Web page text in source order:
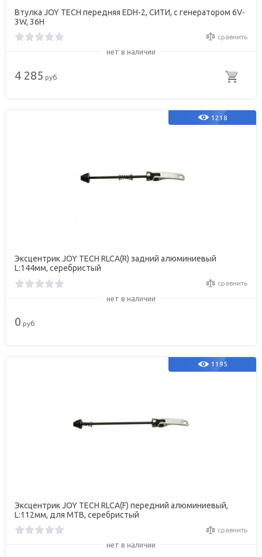
Втулка JOY TECH передняя EDH-2, СИТИ, с генератором 6V-
3W, 36Н
сравнить
нет в наличии
4 285 руб
1218
Эксцентрик JOY TECH RLCA(R) задний алюминиевый
L:144мм, серебристый
сравнить
нет в наличии
0 руб
1195
Эксцентрик JOY TECH RLCA(F) передний алюминиевый,
L:112мм, для MTB, серебристый
сравнить
нет в наличии